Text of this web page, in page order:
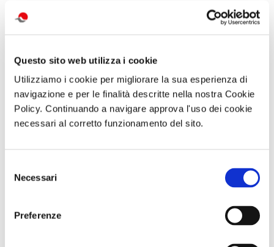
Questo sito web utilizza i cookie
Utilizziamo i cookie per migliorare la sua esperienza di
navigazione e per le finalità descritte nella nostra Cookie
Policy. Continuando a navigare approva l'uso dei cookie
necessari al corretto funzionamento del sito.
delNecessari
Preferenze
attività correlate:
con
performance
MUSEO TRA
GARA DI PESCA
– Naviglio del
Brenta - Sabato
2026 - Località
Dolo (VE)